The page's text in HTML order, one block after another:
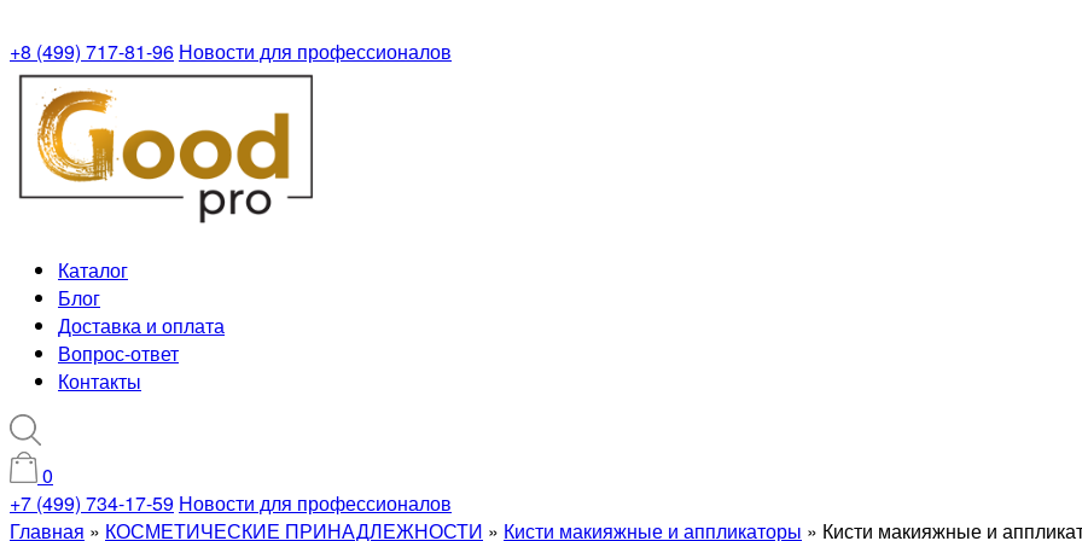
+8 (499) 717-81-96 Новости для профессионалов
Каталог
Блог
Доставка и оплата
Вопрос-ответ
Контакты
0
+7 (499) 734-17-59 Новости для профессионалов
Главная » КОСМЕТИЧЕСКИЕ ПРИНАДЛЕЖНОСТИ » Кисти макияжные и аппликаторы » Кисти макияжные и